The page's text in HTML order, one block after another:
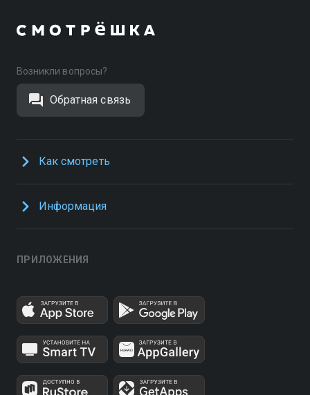
Возникли вопросы?
Обратная связь
Как смотреть
Информация
ПРИЛОЖЕНИЯ